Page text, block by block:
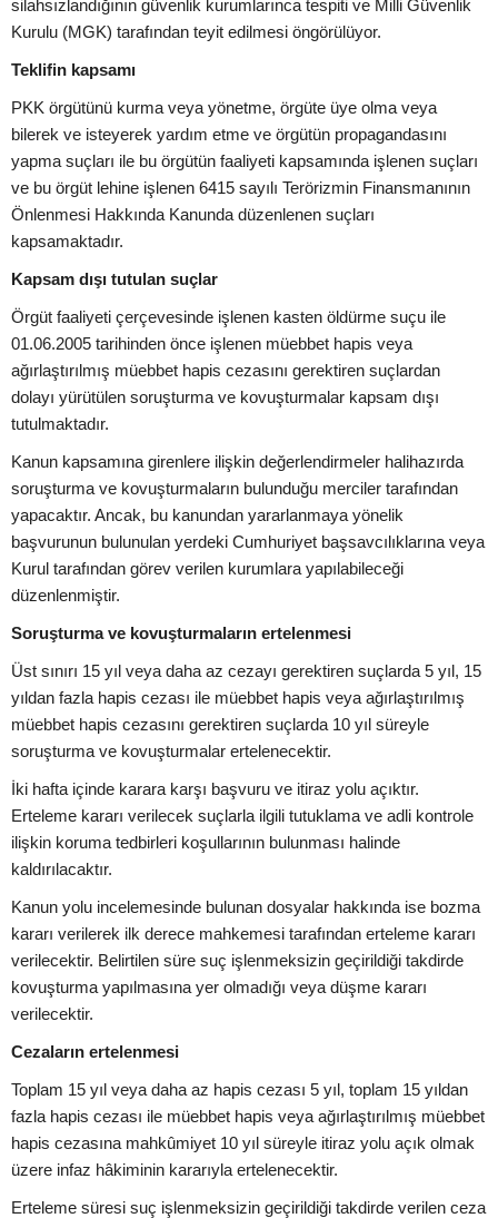
silahsızlandığının güvenlik kurumlarınca tespiti ve Milli Güvenlik
Kurulu (MGK) tarafından teyit edilmesi öngörülüyor.
Teklifin kapsamı
PKK örgütünü kurma veya yönetme, örgüte üye olma veya
bilerek ve isteyerek yardım etme ve örgütün propagandasını
yapma suçları ile bu örgütün faaliyeti kapsamında işlenen suçları
ve bu örgüt lehine işlenen 6415 sayılı Terörizmin Finansmanının
Önlenmesi Hakkında Kanunda düzenlenen suçları
kapsamaktadır.
Kapsam dışı tutulan suçlar
Örgüt faaliyeti çerçevesinde işlenen kasten öldürme suçu ile
01.06.2005 tarihinden önce işlenen müebbet hapis veya
ağırlaştırılmış müebbet hapis cezasını gerektiren suçlardan
dolayı yürütülen soruşturma ve kovuşturmalar kapsam dışı
tutulmaktadır.
Kanun kapsamına girenlere ilişkin değerlendirmeler halihazırda
soruşturma ve kovuşturmaların bulunduğu merciler tarafından
yapacaktır. Ancak, bu kanundan yararlanmaya yönelik
başvurunun bulunulan yerdeki Cumhuriyet başsavcılıklarına veya
Kurul tarafından görev verilen kurumlara yapılabileceği
düzenlenmiştir.
Soruşturma ve kovuşturmaların ertelenmesi
Üst sınırı 15 yıl veya daha az cezayı gerektiren suçlarda 5 yıl, 15
yıldan fazla hapis cezası ile müebbet hapis veya ağırlaştırılmış
müebbet hapis cezasını gerektiren suçlarda 10 yıl süreyle
soruşturma ve kovuşturmalar ertelenecektir.
İki hafta içinde karara karşı başvuru ve itiraz yolu açıktır.
Erteleme kararı verilecek suçlarla ilgili tutuklama ve adli kontrole
ilişkin koruma tedbirleri koşullarının bulunması halinde
kaldırılacaktır.
Kanun yolu incelemesinde bulunan dosyalar hakkında ise bozma
kararı verilerek ilk derece mahkemesi tarafından erteleme kararı
verilecektir. Belirtilen süre suç işlenmeksizin geçirildiği takdirde
kovuşturma yapılmasına yer olmadığı veya düşme kararı
verilecektir.
Cezaların ertelenmesi
Toplam 15 yıl veya daha az hapis cezası 5 yıl, toplam 15 yıldan
fazla hapis cezası ile müebbet hapis veya ağırlaştırılmış müebbet
hapis cezasına mahkûmiyet 10 yıl süreyle itiraz yolu açık olmak
üzere infaz hâkiminin kararıyla ertelenecektir.
Erteleme süresi suç işlenmeksizin geçirildiği takdirde verilen ceza